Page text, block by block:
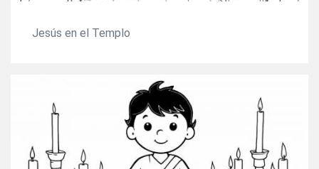
Jesús en el Templo